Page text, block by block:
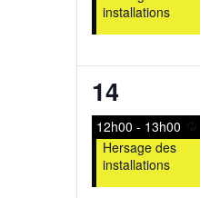
installations
1
14
12h00 - 13h00
Hersage des
installations